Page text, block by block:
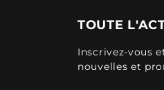
TOUTE
Inscrivez-vous
nouvelles et